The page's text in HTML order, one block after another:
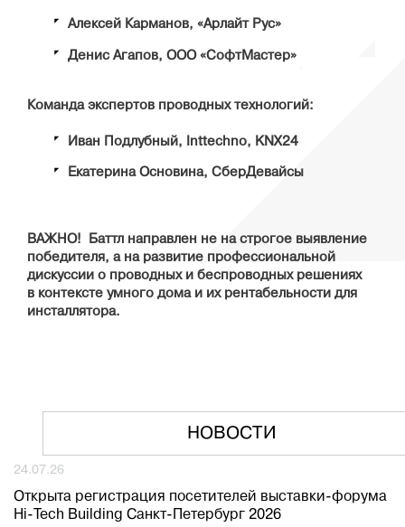
Алексей Карманов, «Арлайт Рус»
Денис Агапов, ООО «СофтМастер»
Команда экспертов проводных технологий:
Иван Подлубный, Inttechno, KNX24
Екатерина Основина, СберДевайсы
ВАЖНО! Баттл направлен не на строгое выявление
победителя, а на развитие профессиональной
дискуссии о проводных и беспроводных решениях
в контексте умного дома и их рентабельности для
инсталлятора.
НОВОСТИ
24.07.26
Открыта регистрация посетителей выставки-форума
Hi-Tech Building Санкт-Петербург 2026